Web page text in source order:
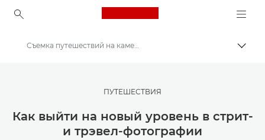
Canon Logo, back to
Мастерская творчества | Советы по фотографии и печати и руководства для покупателей
Истории о фотографии и творчестве
Съемка путешествий на камеру EOS R10
ПУТЕШЕСТВИЯ
Как выйти на новый уровень в стрит-
и трэвел-фотографии